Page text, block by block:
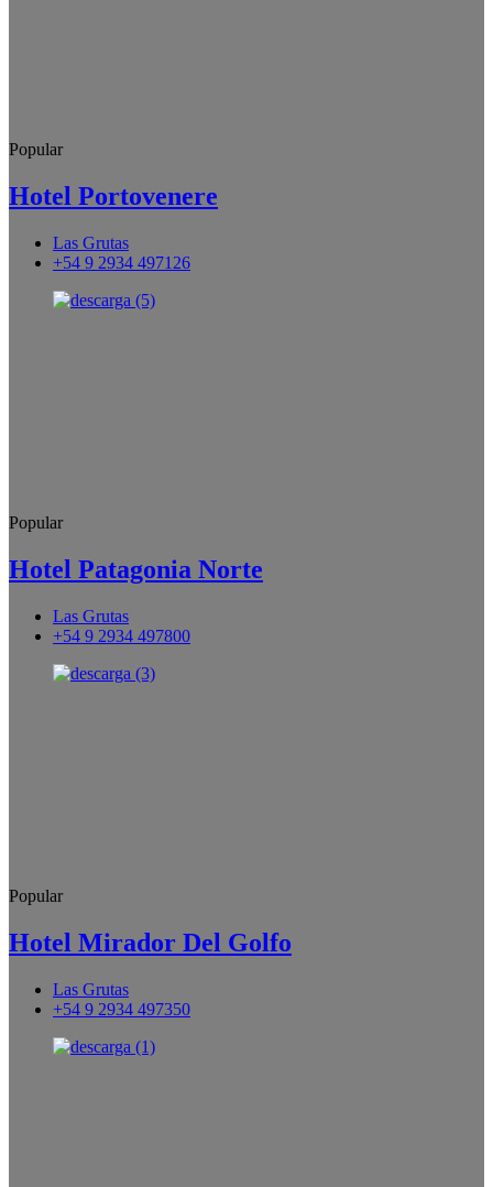
Popular
Hotel Portovenere
Las Grutas
+54 9 2934 497126
Popular
Hotel Patagonia Norte
Las Grutas
+54 9 2934 497800
Popular
Hotel Mirador Del Golfo
Las Grutas
+54 9 2934 497350